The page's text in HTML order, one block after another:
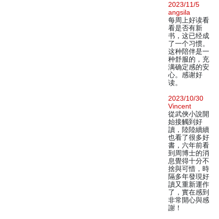
2023/11/5
angsila
每周上好读看
看是否有新
书，这已经成
了一个习惯。
这种陪伴是一
种舒服的，充
满确定感的安
心。感谢好
读。
2023/10/30
Vincent
從武俠小說開
始接觸到好
讀，陸陸續續
也看了很多好
書，六年前看
到周博士的消
息覺得十分不
捨與可惜，時
隔多年發現好
讀又重新運作
了，實在感到
非常開心與感
謝！